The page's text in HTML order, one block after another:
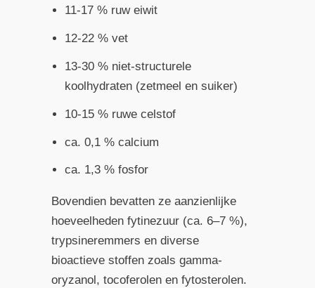
11-17 % ruw eiwit
12-22 % vet
13-30 % niet-structurele
koolhydraten (zetmeel en suiker)
10-15 % ruwe celstof
ca. 0,1 % calcium
ca. 1,3 % fosfor
Bovendien bevatten ze aanzienlijke
hoeveelheden fytinezuur (ca. 6–7 %),
trypsineremmers en diverse
bioactieve stoffen zoals gamma-
oryzanol, tocoferolen en fytosterolen.